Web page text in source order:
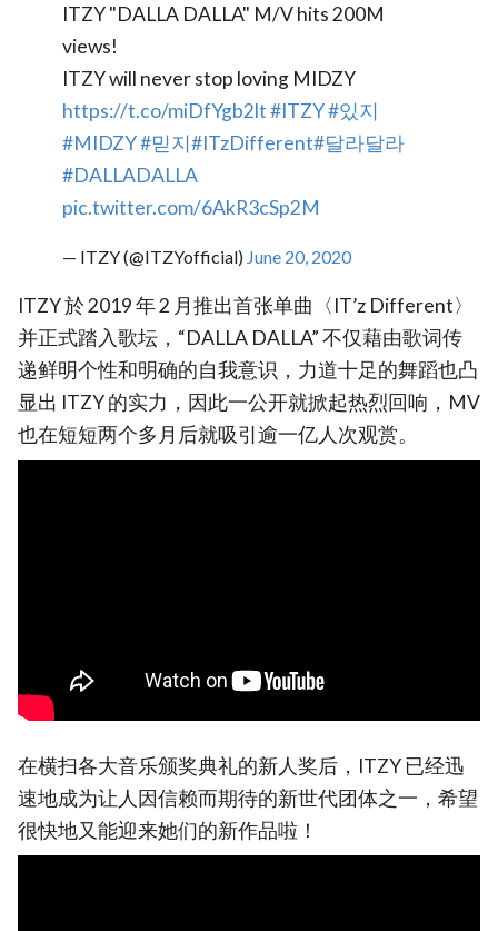
ITZY "DALLA DALLA" M/V hits 200M
views!
ITZY will never stop loving MIDZY
https://t.co/miDfYgb2lt#ITZY#있지
#MIDZY#믿지#ITzDifferent#달라달라
#DALLADALLA
pic.twitter.com/6AkR3cSp2M
— ITZY (@ITZYofficial) June 20, 2020
ITZY 於 2019 年 2 月推出首张单曲〈IT’z Different〉
并正式踏入歌坛，“DALLA DALLA” 不仅藉由歌词传
递鲜明个性和明确的自我意识，力道十足的舞蹈也凸
显出 ITZY 的实力，因此一公开就掀起热烈回响，MV
也在短短两个多月后就吸引逾一亿人次观赏。
在横扫各大音乐颁奖典礼的新人奖后，ITZY 已经迅
速地成为让人因信赖而期待的新世代团体之一，希望
很快地又能迎来她们的新作品啦！